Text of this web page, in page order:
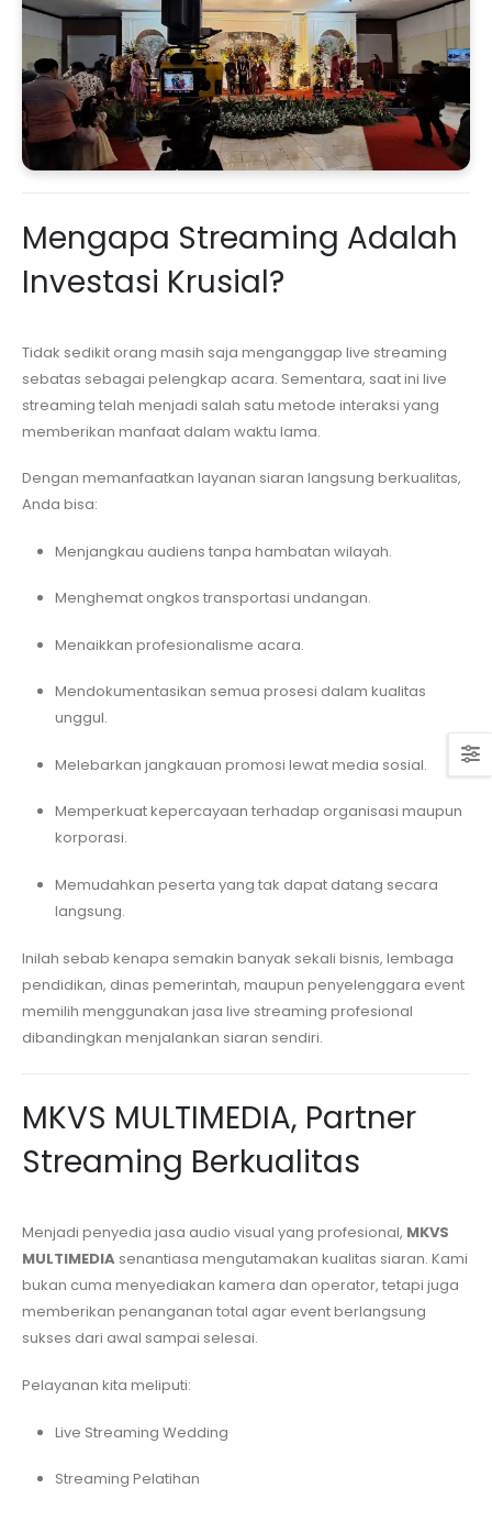
Mengapa Streaming Adalah
Investasi Krusial?
Tidak sedikit orang masih saja menganggap live streaming
sebatas sebagai pelengkap acara. Sementara, saat ini live
streaming telah menjadi salah satu metode interaksi yang
memberikan manfaat dalam waktu lama.
Dengan memanfaatkan layanan siaran langsung berkualitas,
Anda bisa:
Menjangkau audiens tanpa hambatan wilayah.
Menghemat ongkos transportasi undangan.
Menaikkan profesionalisme acara.
Mendokumentasikan semua prosesi dalam kualitas
unggul.
Melebarkan jangkauan promosi lewat media sosial.
Memperkuat kepercayaan terhadap organisasi maupun
korporasi.
Memudahkan peserta yang tak dapat datang secara
langsung.
Inilah sebab kenapa semakin banyak sekali bisnis, lembaga
pendidikan, dinas pemerintah, maupun penyelenggara event
memilih menggunakan jasa live streaming profesional
dibandingkan menjalankan siaran sendiri.
MKVS MULTIMEDIA, Partner
Streaming Berkualitas
Menjadi penyedia jasa audio visual yang profesional, MKVS
MULTIMEDIA senantiasa mengutamakan kualitas siaran. Kami
bukan cuma menyediakan kamera dan operator, tetapi juga
memberikan penanganan total agar event berlangsung
sukses dari awal sampai selesai.
Pelayanan kita meliputi:
Live Streaming Wedding
Streaming Pelatihan